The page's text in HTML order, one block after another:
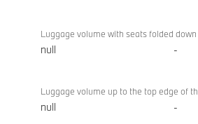
Luggage volume with seats folded down
null -
Luggage volume up to the top edge of
null -